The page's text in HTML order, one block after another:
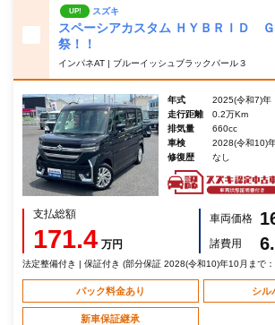
UP! スズキ
スペーシアカスタム ＨＹＢＲＩＤ
祭！！
インパネAT | ブルーイッシュブラックパール３
年式
2025(令和7)年
走行距離
0.2万Km
排気量
660cc
車検
2028(令和10)
修復歴
なし
支払総額
171.4 万円
車両価格
諸費用
法定整備付き | 保証付き (部分保証 2028(令和10)年10月まで
パック料金あり シル
新車保証継承